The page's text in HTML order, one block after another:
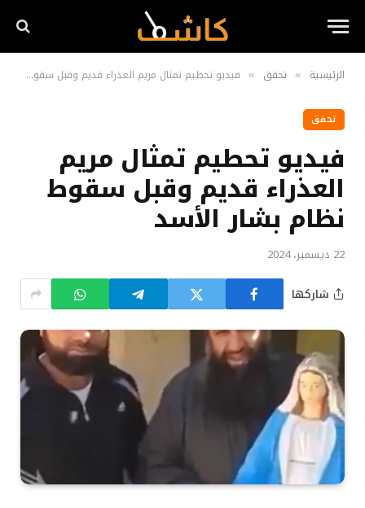
الرئيسية » تحقق » فيديو تحطيم تمثال مريم العذراء قديم وقبل سقوط نظام بشار الأسد
تحقق
فيديو تحطيم تمثال مريم
العذراء قديم وقبل سقوط
نظام بشار الأسد
22 ديسمبر، 2024
شاركها